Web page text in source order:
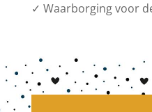
✓ Waarborging voor